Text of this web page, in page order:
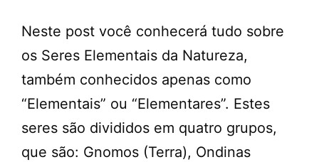
Neste post você conhecerá tudo sobre
os Seres Elementais da Natureza,
também conhecidos apenas como
“Elementais” ou “Elementares”. Estes
seres são divididos em quatro grupos,
que são: Gnomos (Terra), Ondinas